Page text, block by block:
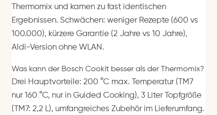
Thermomix und kamen zu fast identischen
Ergebnissen. Schwächen: weniger Rezepte (600 vs
100.000), kürzere Garantie (2 Jahre vs 10 Jahre),
Aldi-Version ohne WLAN.
Was kann der Bosch Cookit besser als der Thermomix?
Drei Hauptvorteile: 200 °C max. Temperatur (TM7
nur 160 °C, nur in Guided Cooking), 3 Liter Topfgröße
(TM7: 2,2 L), umfangreiches Zubehör im Lieferumfang.